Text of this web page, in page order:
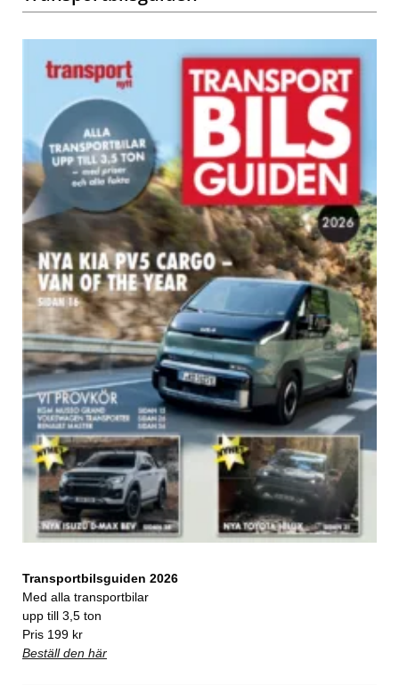
Transportbilsguiden 2026
Med alla transportbilar
upp till 3,5 ton
Pris 199 kr
Beställ den här